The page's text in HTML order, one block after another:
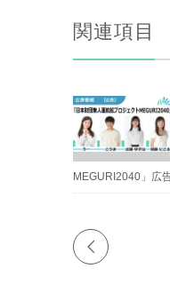
関連項目
MEGURI2040」広